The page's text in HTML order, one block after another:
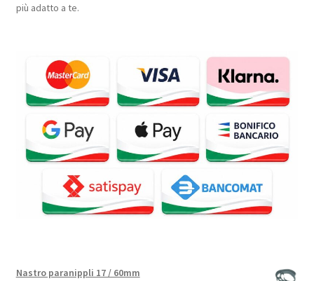
più adatto a te.
Nastro paranippli 17 / 60mm